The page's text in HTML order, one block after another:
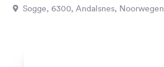
Sogge, 6300, Andalsnes, Noorwegen